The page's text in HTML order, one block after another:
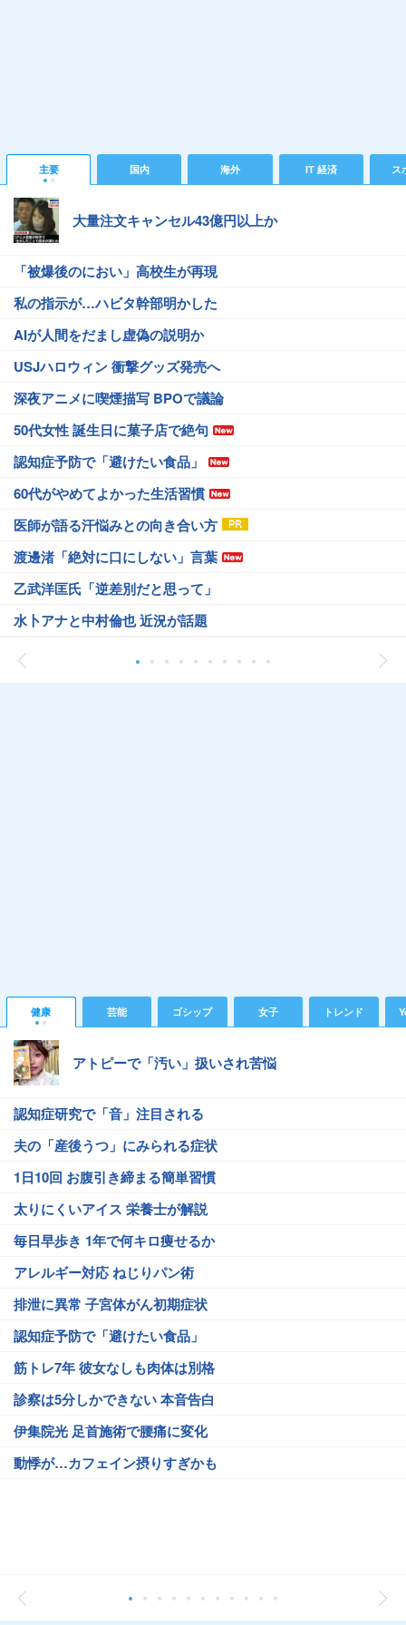
主要 国内 海外 IT 経済 ス
大量注文キャンセル43億円以上か
「被爆後のにおい」高校生が再現
私の指示が…ハビタ幹部明かした
AIが人間をだまし虚偽の説明か
USJハロウィン 衝撃グッズ発売へ
深夜アニメに喫煙描写 BPOで議論
50代女性 誕生日に菓子店で絶句
認知症予防で「避けたい食品」
60代がやめてよかった生活習慣
医師が語る汗悩みとの向き合い方
渡邊渚「絶対に口にしない」言葉
乙武洋匡氏「逆差別だと思って」
水卜アナと中村倫也 近況が話題
健康 芸能 ゴシップ 女子 トレンド
アトピーで「汚い」扱いされ苦悩
認知症研究で「音」注目される
夫の「産後うつ」にみられる症状
1日10回 お腹引き締まる簡単習慣
太りにくいアイス 栄養士が解説
毎日早歩き 1年で何キロ痩せるか
アレルギー対応 ねじりパン術
排泄に異常 子宮体がん初期症状
認知症予防で「避けたい食品」
筋トレ7年 彼女なしも肉体は別格
診察は5分しかできない 本音告白
伊集院光 足首施術で腰痛に変化
動悸が…カフェイン摂りすぎかも